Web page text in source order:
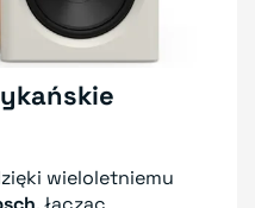
wieloletniemu